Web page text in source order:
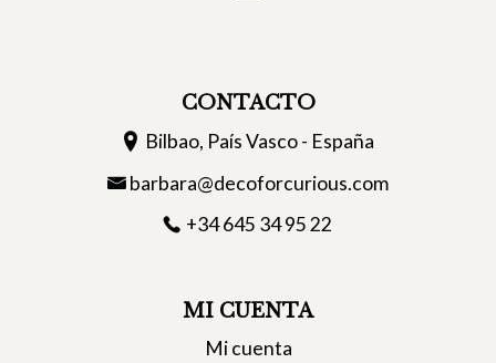
CONTACTO
Bilbao, País Vasco - España
barbara@decoforcurious.com
+34 645 34 95 22
MI CUENTA
Mi cuenta